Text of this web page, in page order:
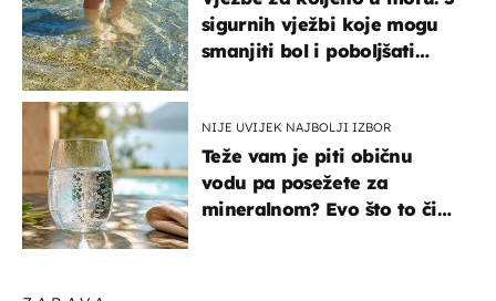
sigurnih vježbi koje mogu
smanjiti bol i poboljšati
NIJE UVIJEK NAJBOLJI IZBOR
Teže vam je piti običnu
vodu pa posežete za
mineralnom? Evo što to čini